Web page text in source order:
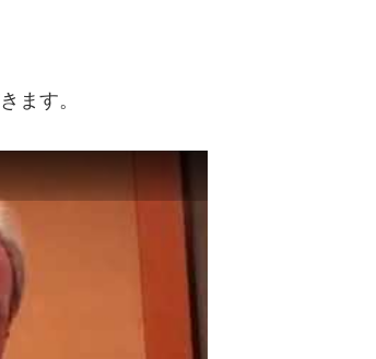
ます。